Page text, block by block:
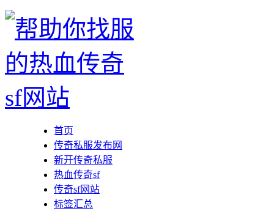
首页
传奇私服发布网
新开传奇私服
热血传奇sf
传奇sf网站
标签汇总